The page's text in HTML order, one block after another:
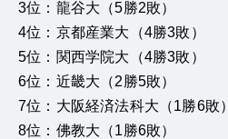
3位：龍谷大（5勝2敗）
4位：京都産業大（4勝3敗）
5位：関西学院大（4勝3敗）
6位：近畿大（2勝5敗）
7位：大阪経済法科大（1勝6敗）
8位：佛教大（1勝6敗）